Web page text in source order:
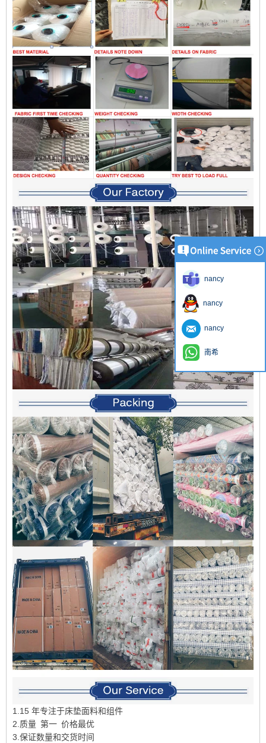
1.15 年专注于床垫面料和组件
2.质量 第一 价格最优
3.保证数量和交货时间
nancy
nancy
nancy
南希